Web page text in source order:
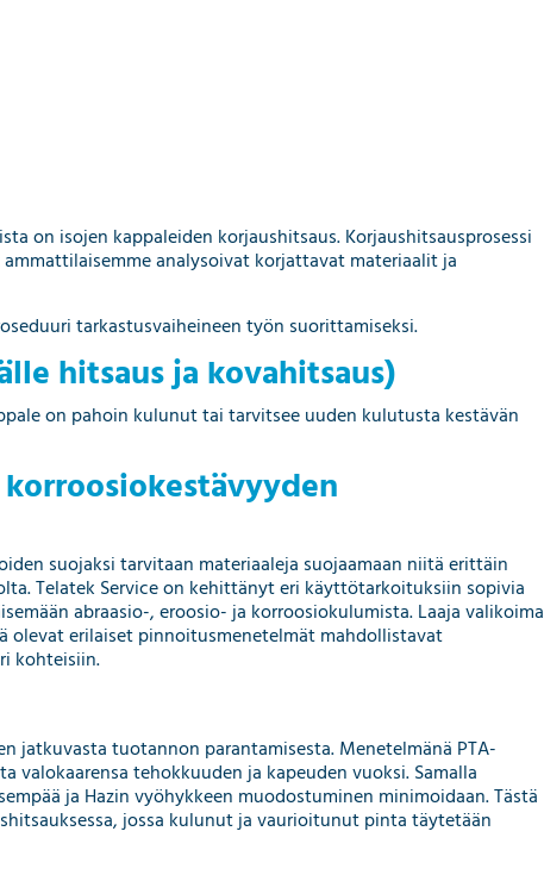
on isojen kappaleiden korjaushitsaus. Korjaushitsausprosessi
analysoivat korjattavat materiaalit ja
tarkastusvaiheineen työn suorittamiseksi.
hitsaus ja kovahitsaus)
on pahoin kulunut tai tarvitsee uuden kulutusta kestävän
suojaksi tarvitaan materiaaleja suojaamaan niitä erittäin
Telatek Service on kehittänyt eri käyttötarkoituksiin sopivia
abraasio-, eroosio- ja korroosiokulumista. Laaja valikoima
olevat erilaiset pinnoitusmenetelmät mahdollistavat
kohteisiin.
jatkuvasta tuotannon parantamisesta. Menetelmänä PTA-
valokaarensa tehokkuuden ja kapeuden vuoksi. Samalla
ja Hazin vyöhykkeen muodostuminen minimoidaan. Tästä
jossa kulunut ja vaurioitunut pinta täytetään